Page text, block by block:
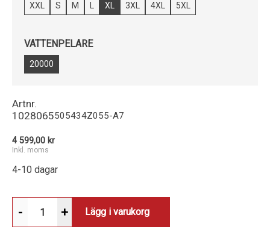
XXL S M XL 3XL 4XL 5XL
VATTENPELARE
20000
Artnr.
1028065505434Z055-A7
4 599,00 kr
Inkl. moms
4-10 dagar
- + Lägg i varukorg